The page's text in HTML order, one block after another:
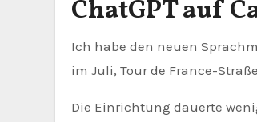
ChatGPT auf
Ich habe den neuen
im Juli, Tour de France-
Die Einrichtung dauerte